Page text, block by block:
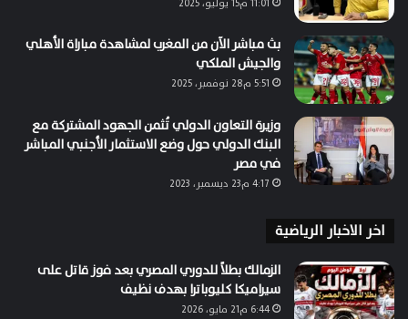
بث مباشر الآن من المغرب لمشاهدة مباراة الأهلي
والجيش الملكي
5:51 م28 نوفمبر، 2025
وزيرة التعاون الدولي تُثمن الجهود المشتركة مع
البنك الدولي حول وضع الاستثمار الأجنبي المباشر
في مصر
4:17 م23 ديسمبر، 2023
اخر الاخبار الرياضية
الزمالك بطلاً للدوري المصري بعد فوز قاتل على
سيراميكا كليوباترا بهدف نظيف
6:44 م21 مايو، 2026